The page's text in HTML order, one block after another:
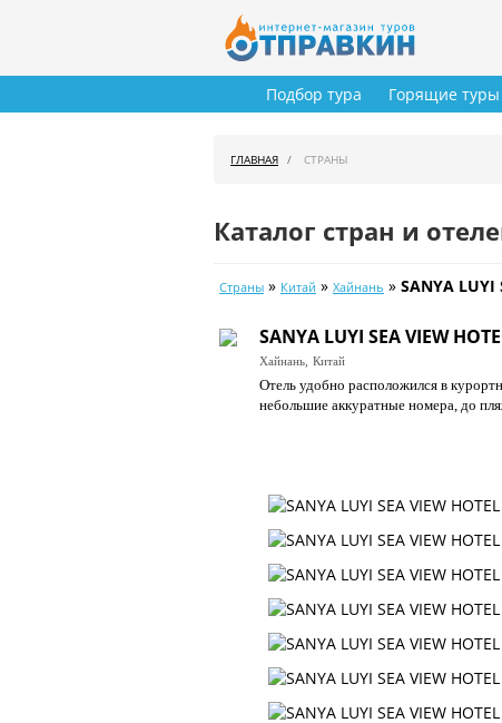
Подбор тура Горящие туры
ГЛАВНАЯ СТРАНЫ
Каталог стран и
Страны » Китай » Хайнань » SANYA LUYI
SANYA LUYI SEA VIEW
Хайнань, Китай
Отель удобно расположился в
небольшие аккуратные номера, до